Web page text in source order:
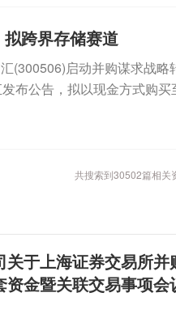
（12）药品注册证书我武
口服溶液获得《药品注册
书
配运动相机AIGC化的刚需
替代趋势也在加速，镜头
与传感器的依赖度正逐步降
但是出口金额为16.4亿元，
反映稀土出口价格大幅提高
构纷纷看好下半年稀土价格
异明显，氧化镨钕先扬后抑
游电机厂开工下滑，需求
CIF鹿特丹价差高达约62万元
抬高，稀土永磁板块上半年
为预增或扭亏，其中有5家
净利润3.70亿元—4.30亿
主要产品价格同比上涨，
翻番。从8月以来（截至8
利润同比增长85%到115%
分传统固废及环卫企业正
-3100万到-2600万元，主
等举措积极应对，亏损同
同期减亏2.94%到10.13%，
降本增效举措，上半年营业
示了并购整合与精细化运
间据了解，我国每年产生
，固体废物污染点多、面广
利用处置渠道不畅、非法
每年累计新增堆存工业固
亿元市场”的文章。相关
基站研发合作，双方合作已
生态的6G AI-RAN原型
关产品出货量有望达到百万
态，不涉及任何独家授权或
，截至目前，佳贤通信未与
内部研发规划，预计于今年
发完成时间存在不确定性。
程，方可具备推向市场的
以下简称“外滩科技”），持
汇按照收购上限拿下至誉科
一大股东。公开资料显示，
态存储解决方案服务商，
定位于工业级存储领域。
誉科技整体估值约10.24亿
观照明工程业务，本次参股
整体盈利能力。事实上，市
重整计划执行完毕，重整
股东，吴立群成为新任实际
、半导体等领域遴选符合新
跨界存储赛道
(300506)启动并购谋求战
布公告，拟以现金方式购
。交易完成后，至誉科技
以下简称“外滩科技”），持
一大股东。公开资料显示，
态存储解决方案服务商，
定位于工业级存储领域。
；2026年一季度营收、净
截至2026年一季度末，公司
技整体估值约10.24亿元，
共搜索到30502篇相关
于上海证券交易所
金暨关联交易事项会